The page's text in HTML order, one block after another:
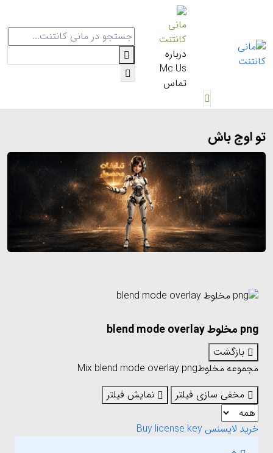
مانی
کانتنت
درباره
Mc Us
تماس
تو اوج باش
png مخلوط blend mode overlay
مجموعه مخلوط Mix blend mode overlay png
مخفی سازی فیلتر
نمایش فیلتر
خرید لایسنس Buy license key